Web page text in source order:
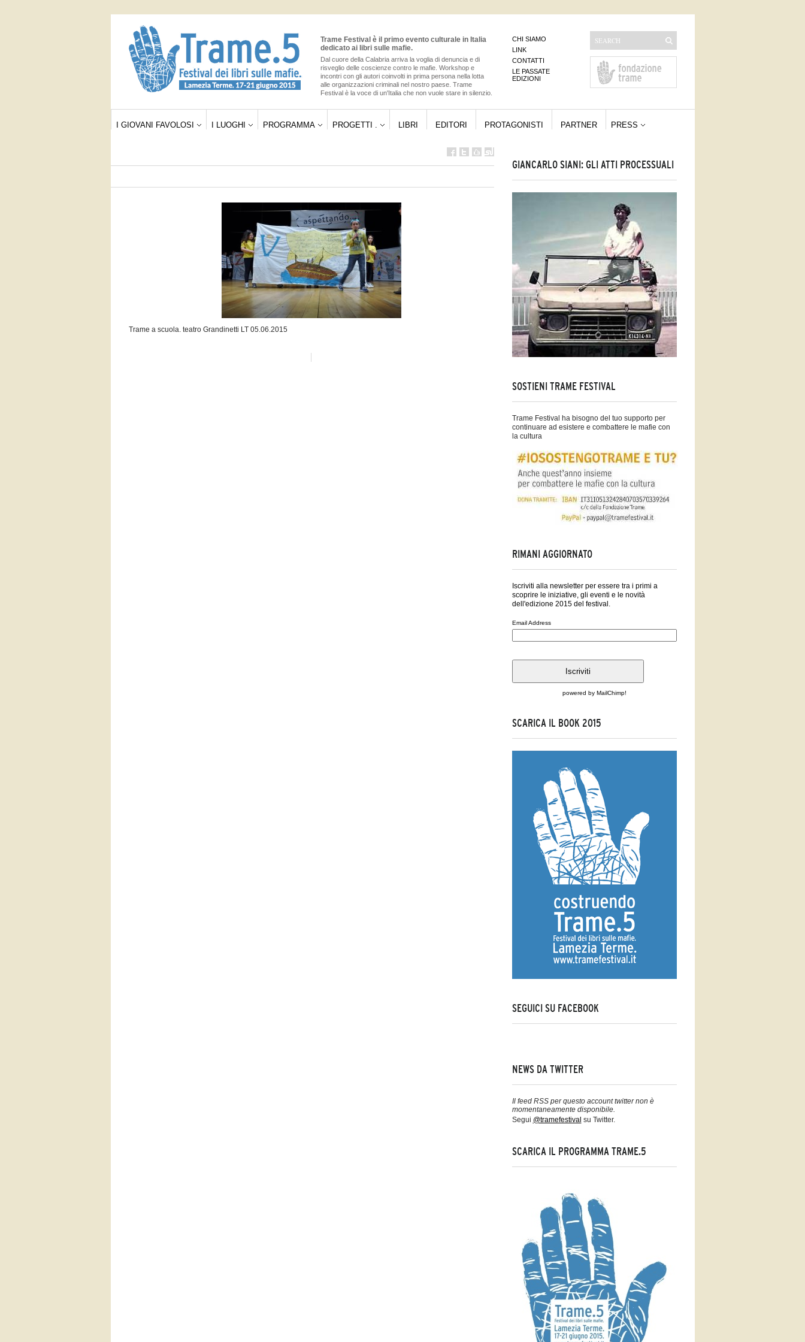
Trame Festival è il primo evento culturale in Italia
dedicato ai libri sulle mafie.
Dal cuore della Calabria arriva la voglia di denuncia e di
risveglio delle coscienze contro le mafie. Workshop e
incontri con gli autori coinvolti in prima persona nella lotta
alle organizzazioni criminali nel nostro paese. Trame
Festival è la voce di un'Italia che non vuole stare in silenzio.
CHI SIAMO
LINK
CONTATTI
LE PASSATE
EDIZIONI
I GIOVANI FAVOLOSI I LUOGHI PROGRAMMA PROGETTI . LIBRI EDITORI PROTAGONISTI PARTNER PRESS
Trame a scuola. teatro Grandinetti LT 05.06.2015
GIANCARLO SIANI: GLI ATTI PROCESSUALI
SOSTIENI TRAME FESTIVAL
Trame Festival ha bisogno del tuo supporto per
continuare ad esistere e combattere le mafie con
la cultura
RIMANI AGGIORNATO
Iscriviti alla newsletter per essere tra i primi a
scoprire le iniziative, gli eventi e le novità
dell'edizione 2015 del festival.
Email Address
powered by MailChimp!
SCARICA IL BOOK 2015
SEGUICI SU FACEBOOK
NEWS DA TWITTER
Il feed RSS per questo account twitter non è
momentaneamente disponibile.
Segui @tramefestival su Twitter.
SCARICA IL PROGRAMMA TRAME.5